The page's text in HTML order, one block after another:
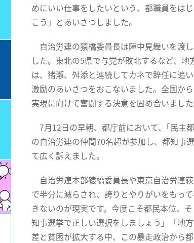
めにいい仕事をしたいという、都職員をは
こう」とあいさつしました。
自治労連の猿橋委員長は陣中見舞いを渡
した。東北の5県で与党が敗北するなど、
は、猪瀬、舛添と連続してカネで辞任に追
激励のあいさつをおこないました。全国か
実現に向けて奮闘する決意を固め合いました
7月12日の早朝、都庁前において、｢民主
の自治労連の仲間70名超が参加し、都知事
て広く訴えました。
自治労連本部猿橋委員長や東京自治労連
で半分に減らされ、誇りとやりがいをもっ
きないのが現実です。今度こそ都民本位、
知事選挙で正しい選択をしましょう」「地
差と貧困が拡大する中、この暴走政治から